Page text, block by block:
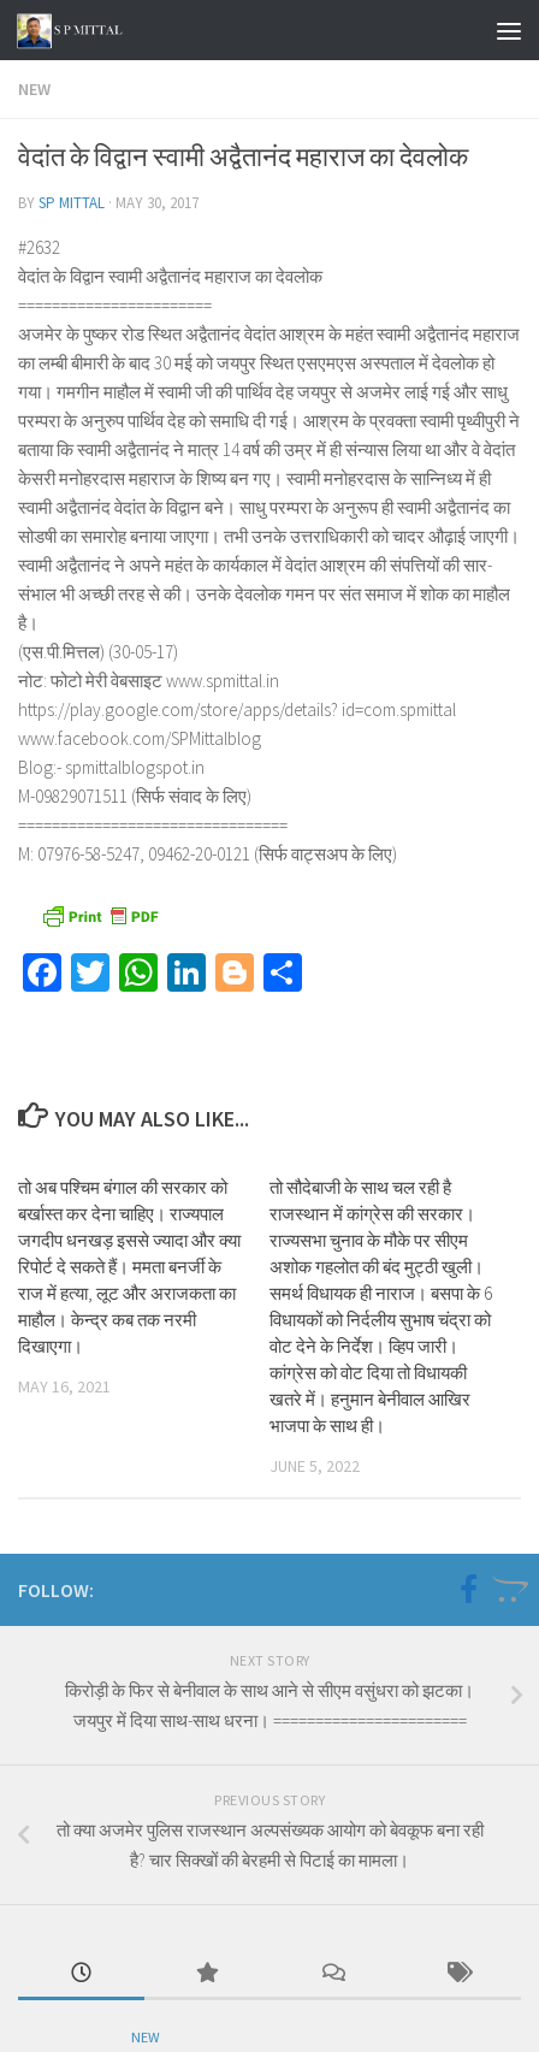
Skip to content
NEW
वेदांत के विद्वान स्वामी अद्वैतानंद महाराज का देवलोक
BYSP MITTAL · MAY 30, 2017
#2632
वेदांत के विद्वान स्वामी अद्वैतानंद महाराज का देवलोक
=======================
अजमेर के पुष्कर रोड स्थित अद्वैतानंद वेदांत आश्रम के महंत स्वामी अद्वैतानंद महाराज
का लम्बी बीमारी के बाद 30 मई को जयपुर स्थित एसएमएस अस्पताल में देवलोक हो
गया। गमगीन माहौल में स्वामी जी की पार्थिव देह जयपुर से अजमेर लाई गई और साधु
परम्परा के अनुरुप पार्थिव देह को समाधि दी गई। आश्रम के प्रवक्ता स्वामी पृथ्वीपुरी ने
बताया कि स्वामी अद्वैतानंद ने मात्र 14 वर्ष की उम्र में ही संन्यास लिया था और वे वेदांत
केसरी मनोहरदास महाराज के शिष्य बन गए। स्वामी मनोहरदास के सान्निध्य में ही
स्वामी अद्वैतानंद वेदांत के विद्वान बने। साधु परम्परा के अनुरूप ही स्वामी अद्वैतानंद का
सोडषी का समारोह बनाया जाएगा। तभी उनके उत्तराधिकारी को चादर औढ़ाई जाएगी।
स्वामी अद्वैतानंद ने अपने महंत के कार्यकाल में वेदांत आश्रम की संपत्तियों की सार-
संभाल भी अच्छी तरह से की। उनके देवलोक गमन पर संत समाज में शोक का माहौल
है।
(एस.पी.मित्तल) (30-05-17)
नोट: फोटो मेरी वेबसाइट www.spmittal.in
https://play.google.com/store/apps/details? id=com.spmittal
www.facebook.com/SPMittalblog
Blog:- spmittalblogspot.in
M-09829071511 (सिर्फ संवाद के लिए)
================================
M: 07976-58-5247, 09462-20-0121 (सिर्फ वाट्सअप के लिए)
Facebook
TwitterWhatsApp
LinkedIn
Blogger
YOU MAY ALSO LIKE...
तो अब पश्चिम बंगाल की सरकार को
बर्खास्त कर देना चाहिए। राज्यपाल
जगदीप धनखड़ इससे ज्यादा और क्या
रिपोर्ट दे सकते हैं। ममता बनर्जी के
राज में हत्या, लूट और अराजकता का
माहौल। केन्द्र कब तक नरमी
दिखाएगा।
MAY 16, 2021
तो सौदेबाजी के साथ चल रही है
राजस्थान में कांग्रेस की सरकार।
राज्यसभा चुनाव के मौके पर सीएम
अशोक गहलोत की बंद मुट्ठी खुली।
समर्थ विधायक ही नाराज। बसपा के 6
विधायकों को निर्दलीय सुभाष चंद्रा को
वोट देने के निर्देश। व्हिप जारी।
कांग्रेस को वोट दिया तो विधायकी
खतरे में। हनुमान बेनीवाल आखिर
भाजपा के साथ ही।
JUNE 5, 2022
FOLLOW:
NEXT STORY
किरोड़ी के फिर से बेनीवाल के साथ आने से सीएम वसुंधरा को झटका।
जयपुर में दिया साथ-साथ धरना। =======================
PREVIOUS STORY
तो क्या अजमेर पुलिस राजस्थान अल्पसंख्यक आयोग को बेवकूफ बना रही
है? चार सिक्खों की बेरहमी से पिटाई का मामला।
NEW